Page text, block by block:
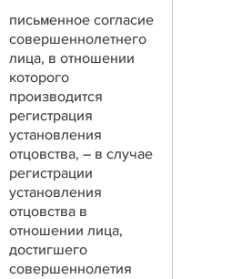
письменное согласие
совершеннолетнего
лица, в отношении
которого
производится
регистрация
установления
отцовства, – в случае
регистрации
установления
отцовства в
отношении лица,
достигшего
совершеннолетия